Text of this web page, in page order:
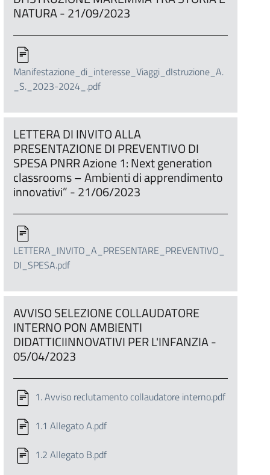
NATURA - 21/09/2023
Manifestazione_di_interesse_Viaggi_dIstruzione_A.
_S._2023-2024_.pdf
LETTERA DI INVITO ALLA
PRESENTAZIONE DI PREVENTIVO DI
SPESA PNRR Azione 1: Next generation
classrooms – Ambienti di apprendimento
innovativi” - 21/06/2023
LETTERA_INVITO_A_PRESENTARE_PREVENTIVO_
DI_SPESA.pdf
AVVISO SELEZIONE COLLAUDATORE
INTERNO PON AMBIENTI
DIDATTICIINNOVATIVI PER L'INFANZIA -
05/04/2023
1. Avviso reclutamento collaudatore interno.pdf
1.1 Allegato A.pdf
1.2 Allegato B.pdf